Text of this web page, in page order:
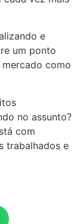
e
um ponto
como
no assunto?
com
trabalhados e